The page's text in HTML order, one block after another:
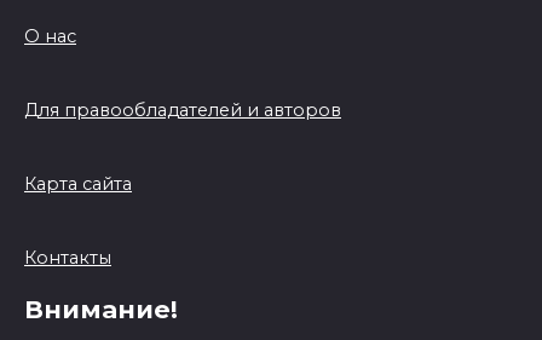
О нас
Для правообладателей и авторов
Карта сайта
Контакты
Внимание!